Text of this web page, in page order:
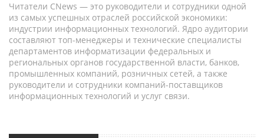
Читатели CNews — это руководители и сотрудники одной
из самых успешных отраслей российской экономики:
индустрии информационных технологий. Ядро аудитории
составляют топ-менеджеры и технические специалисты
департаментов информатизации федеральных и
региональных органов государственной власти, банков,
промышленных компаний, розничных сетей, а также
руководители и сотрудники компаний-поставщиков
информационных технологий и услуг связи.